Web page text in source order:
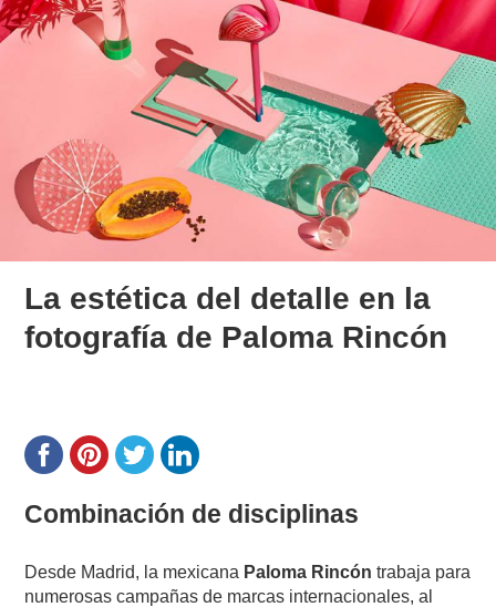
La estética del detalle en la
fotografía de Paloma Rincón
Combinación de disciplinas
Desde Madrid, la mexicana Paloma Rincón trabaja para
numerosas campañas de marcas internacionales, al